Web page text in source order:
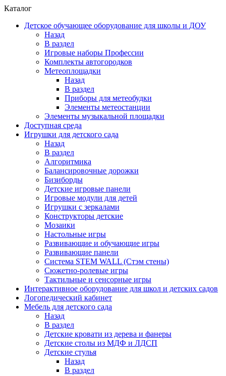
Каталог
Детское обучающее оборудование для школы и ДОУ
Назад
В раздел
Игровые наборы Профессии
Комплекты автогородков
Метеоплощадки
Назад
В раздел
Приборы для метеобудки
Элементы метеостанции
Элементы музыкальной площадки
Доступная среда
Игрушки для детского сада
Назад
В раздел
Алгоритмика
Балансировочные дорожки
Бизиборды
Детские игровые панели
Игровые модули для детей
Игрушки с зеркалами
Конструкторы детские
Мозаики
Настольные игры
Развивающие и обучающие игры
Развивающие панели
Система STEM WALL (Cтэм стены)
Сюжетно-ролевые игры
Тактильные и сенсорные игры
Интерактивное оборудование для школ и детских садов
Логопедический кабинет
Мебель для детского сада
Назад
В раздел
Детские кровати из дерева и фанеры
Детские столы из МДФ и ЛДСП
Детские стулья
Назад
В раздел